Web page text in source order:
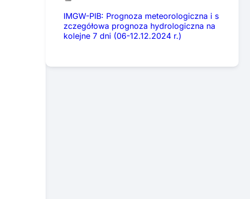
IMGW-PIB: Prognoza meteorologiczna i s
zczegółowa prognoza hydrologiczna na
kolejne 7 dni (06-12.12.2024 r.)